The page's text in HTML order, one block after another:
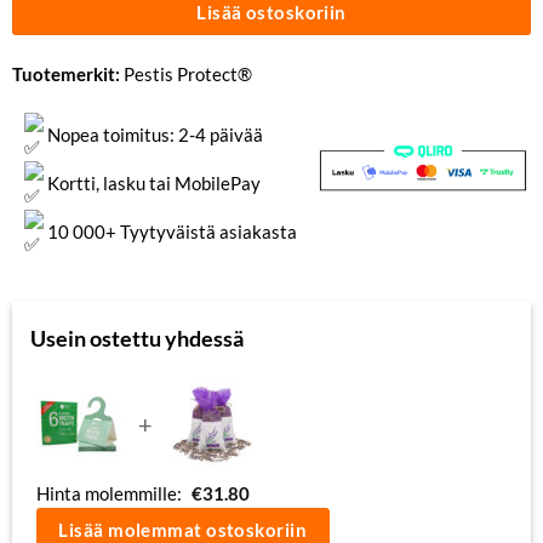
Lisää ostoskoriin
Tuotemerkit: Pestis Protect®
Nopea toimitus: 2-4 päivää
Kortti, lasku tai MobilePay
10 000+ Tyytyväistä asiakasta
Usein ostettu yhdessä
+
Hinta molemmille: €31.80
Lisää molemmat ostoskoriin